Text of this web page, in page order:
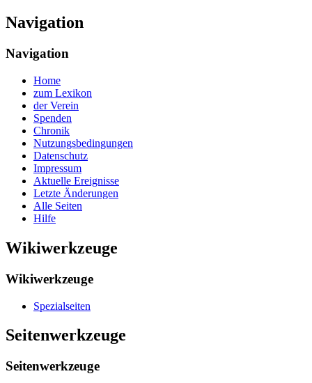
Navigation
Navigation
Home
zum Lexikon
der Verein
Spenden
Chronik
Nutzungsbedingungen
Datenschutz
Impressum
Aktuelle Ereignisse
Letzte Änderungen
Alle Seiten
Hilfe
Wikiwerkzeuge
Wikiwerkzeuge
Spezialseiten
Seitenwerkzeuge
Seitenwerkzeuge